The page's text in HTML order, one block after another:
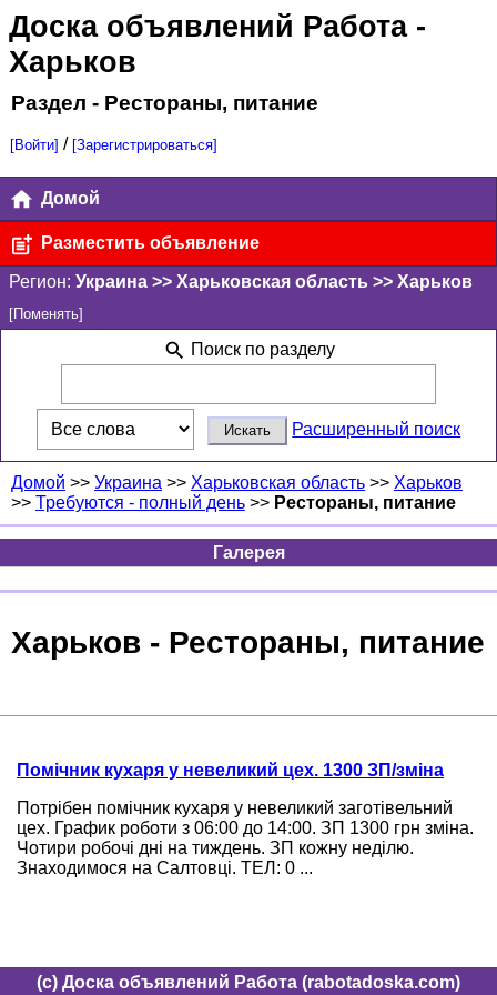
Доска объявлений Работа-
Харьков
Раздел - Рестораны, питание
[Войти] / [Зарегистрироваться]
Домой
Разместить объявление
Регион: Украина >> Харьковская область >> Харьков
[Поменять]
Поиск по разделу
Расширенный поиск
Домой >> Украина >> Харьковская область >> Харьков
>> Требуются - полный день >> Рестораны, питание
Галерея
Харьков - Рестораны, питание
Помічник кухаря у невеликий цех. 1300 ЗП/зміна
Потрібен помічник кухаря у невеликий заготівельний
цех. График роботи з 06:00 до 14:00. ЗП 1300 грн зміна.
Чотири робочі дні на тиждень. ЗП кожну неділю.
Знаходимося на Салтовці. ТЕЛ: 0 ...
(c) Доска объявлений Работа (rabotadoska.com)